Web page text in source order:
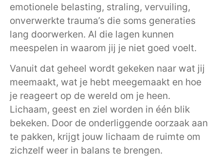
emotionele belasting, straling, vervuiling,
onverwerkte trauma’s die soms generaties
lang doorwerken. Al die lagen kunnen
meespelen in waarom jij je niet goed voelt.
Vanuit dat geheel wordt gekeken naar wat jij
meemaakt, wat je hebt meegemaakt en hoe
je reageert op de wereld om je heen.
Lichaam, geest en ziel worden in één blik
bekeken. Door de onderliggende oorzaak aan
te pakken, krijgt jouw lichaam de ruimte om
zichzelf weer in balans te brengen.